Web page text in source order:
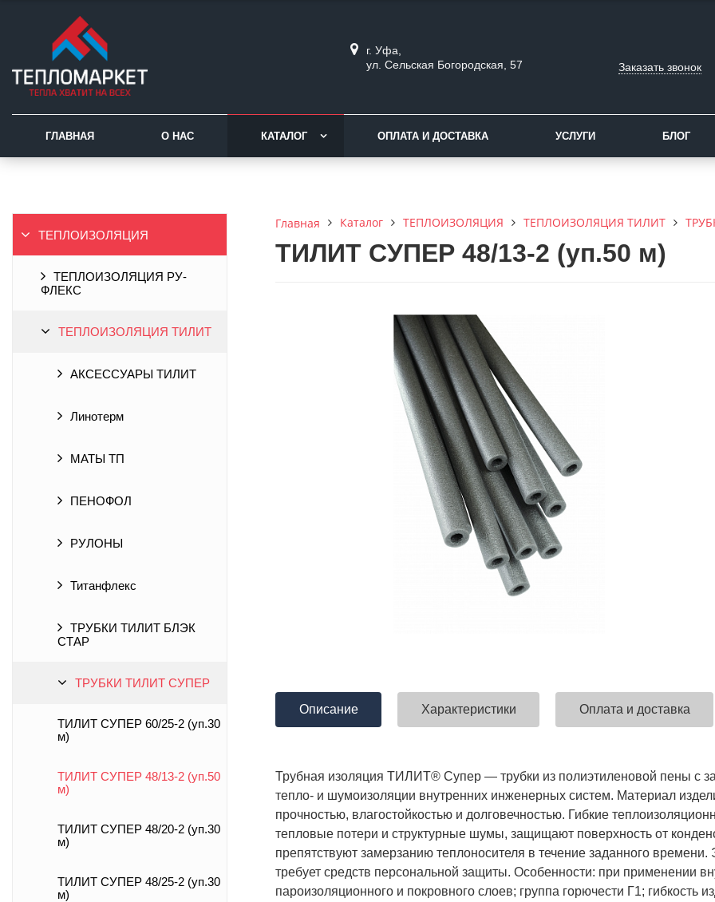
г. Уфа,
ул. Сельская Богородская, 57
Заказать звонок
ГЛАВНАЯ О НАС КАТАЛОГ ОПЛАТА И ДОСТАВКА УСЛУГИ БЛОГ
ТЕПЛОИЗОЛЯЦИЯ
ТЕПЛОИЗОЛЯЦИЯ РУ-
ФЛЕКС
ТЕПЛОИЗОЛЯЦИЯ ТИЛИТ
АКСЕССУАРЫ ТИЛИТ
Линотерм
МАТЫ ТП
ПЕНОФОЛ
РУЛОНЫ
Титанфлекс
ТРУБКИ ТИЛИТ БЛЭК
СТАР
ТРУБКИ ТИЛИТ СУПЕР
ТИЛИТ СУПЕР 60/25-2 (уп.30
м)
ТИЛИТ СУПЕР 48/13-2 (уп.50
м)
ТИЛИТ СУПЕР 48/20-2 (уп.30
м)
ТИЛИТ СУПЕР 48/25-2 (уп.30
м)
Главная Каталог ТЕПЛОИЗОЛЯЦИЯ ТЕПЛОИЗОЛЯЦИЯ ТИЛИТ
ТИЛИТ СУПЕР 48/13-2 (уп.50 м)
Описание Характеристики Оплата и доставка
Трубная изоляция ТИЛИТ® Супер — трубки из полиэтиленовой пены с
тепло- и шумоизоляции внутренних инженерных систем. Материал
прочностью, влагостойкостью и долговечностью. Гибкие
тепловые потери и структурные шумы, защищают поверхность от
препятствуют замерзанию теплоносителя в течение заданного
требует средств персональной защиты. Особенности: при применении
пароизоляционного и покровного слоев; группа горючести Г1; гибкость